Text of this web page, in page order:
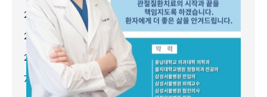
2026년 8월 아~주 칭찬해! .. 2026-08-04
2026년 8월 월례 조회 2026-08-04
2026년 8월 토요일 진료안.. 2026-07-27
7,8월 휴진안내 2026-07-24